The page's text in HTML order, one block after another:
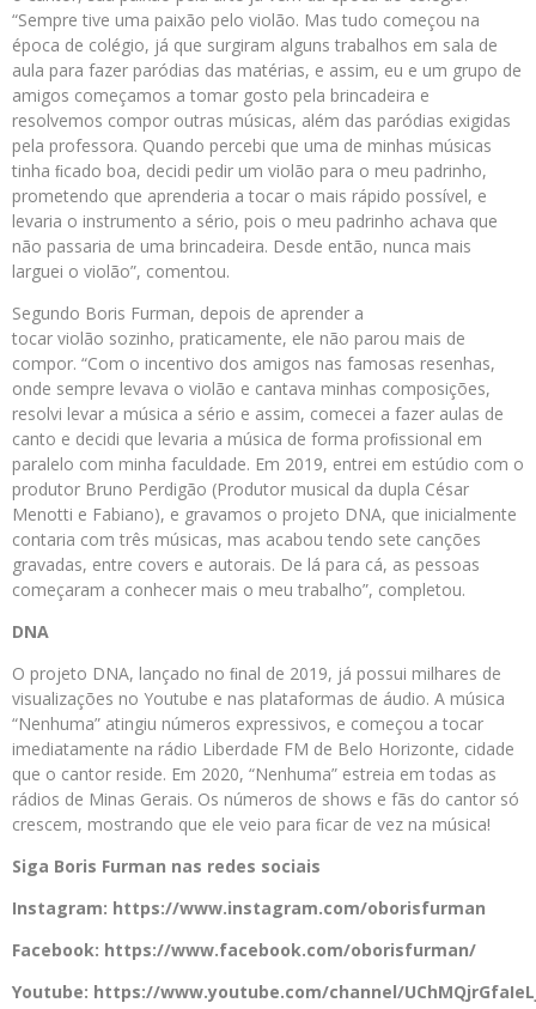
“Sempre tive uma paixão pelo violão. Mas tudo começou na
época de colégio, já que surgiram alguns trabalhos em sala de
aula para fazer paródias das matérias, e assim, eu e um grupo de
amigos começamos a tomar gosto pela brincadeira e
resolvemos compor outras músicas, além das paródias exigidas
pela professora. Quando percebi que uma de minhas músicas
tinha ﬁcado boa, decidi pedir um violão para o meu padrinho,
prometendo que aprenderia a tocar o mais rápido possível, e
levaria o instrumento a sério, pois o meu padrinho achava que
não passaria de uma brincadeira. Desde então, nunca mais
larguei o violão”, comentou.
Segundo Boris Furman, depois de aprender a
tocar violão sozinho, praticamente, ele não parou mais de
compor. “Com o incentivo dos amigos nas famosas resenhas,
onde sempre levava o violão e cantava minhas composições,
resolvi levar a música a sério e assim, comecei a fazer aulas de
canto e decidi que levaria a música de forma proﬁssional em
paralelo com minha faculdade. Em 2019, entrei em estúdio com o
produtor Bruno Perdigão (Produtor musical da dupla César
Menotti e Fabiano), e gravamos o projeto DNA, que inicialmente
contaria com três músicas, mas acabou tendo sete canções
gravadas, entre covers e autorais. De lá para cá, as pessoas
começaram a conhecer mais o meu trabalho”, completou.
DNA
O projeto DNA, lançado no ﬁnal de 2019, já possui milhares de
visualizações no Youtube e nas plataformas de áudio. A música
“Nenhuma” atingiu números expressivos, e começou a tocar
imediatamente na rádio Liberdade FM de Belo Horizonte, cidade
que o cantor reside. Em 2020, “Nenhuma” estreia em todas as
rádios de Minas Gerais. Os números de shows e fãs do cantor só
crescem, mostrando que ele veio para ﬁcar de vez na música!
Siga Boris Furman nas redes sociais
Instagram: https://www.instagram.com/oborisfurman
Facebook: https://www.facebook.com/oborisfurman/
Youtube: https://www.youtube.com/channel/